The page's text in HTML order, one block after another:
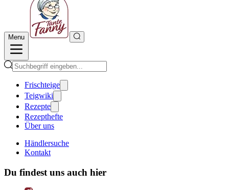
Menu
Frischteige
Teigwiki
Rezepte
Rezepthefte
Über uns
Händlersuche
Kontakt
Du findest uns auch hier